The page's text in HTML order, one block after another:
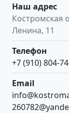
Наш адрес
Костромская
Ленина, 11
Телефон
+7 (910) 804-
Email